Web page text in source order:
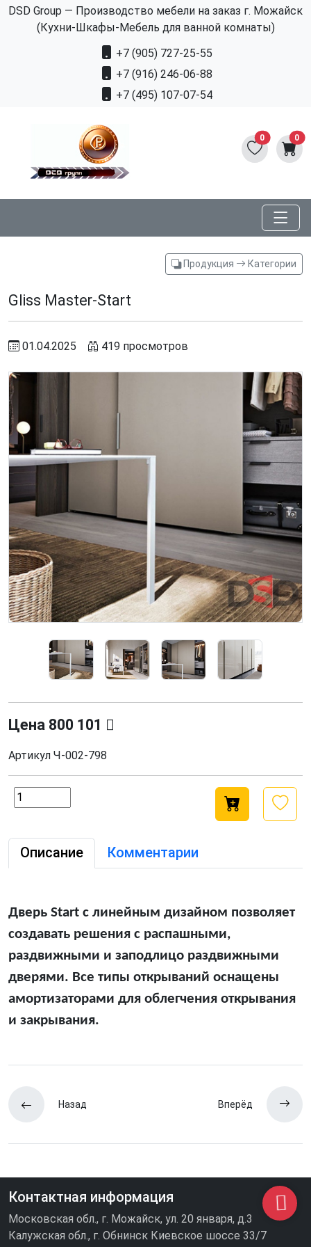
DSD Group — Производство мебели на заказ г. Можайск
(Кухни-Шкафы-Мебель для ванной комнаты)
+7 (905) 727-25-55
+7 (916) 246-06-88
+7 (495) 107-07-54
0 0
Продукция Категории
Gliss Master-Start
01.04.2025 419 просмотров
Цена 800 101
Артикул Ч-002-798
Описание Комментарии
Дверь Start с линейным дизайном позволяет
создавать решения с распашными,
раздвижными и заподлицо раздвижными
дверями. Все типы открываний оснащены
амортизаторами для облегчения открывания
и закрывания.
Назад Вперёд
Контактная информация
Московская обл., г. Можайск, ул. 20 января, д.3
Калужская обл., г. Обнинск Киевское шоссе 33/7